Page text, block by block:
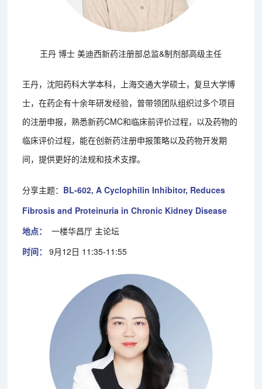
王丹 博士 美迪西新药注册部总监&制剂部高级主任
王丹，沈阳药科大学本科，上海交通大学硕士，复旦大学博
士，在药企有十余年研发经验，曾带领团队组织过多个项目
的注册申报，熟悉新药CMC和临床前评价过程，以及药物的
临床评价过程，能在创新药注册申报策略以及药物开发期
间，提供更好的法规和技术支撑。
分享主题： BL-602, A Cyclophilin Inhibitor, Reduces
Fibrosis and Proteinuria in Chronic Kidney Disease
地点：
一楼华昌厅 主论坛
时间：
9月12日 11:35-11:55